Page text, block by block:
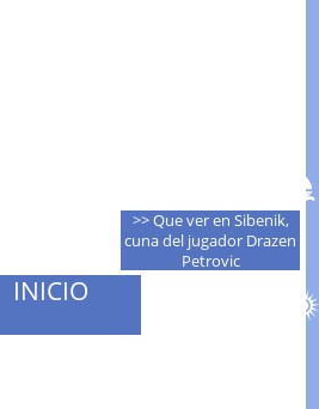
>> Que ver en Sibenik,
cuna del jugador Drazen
Petrovic
INICIO